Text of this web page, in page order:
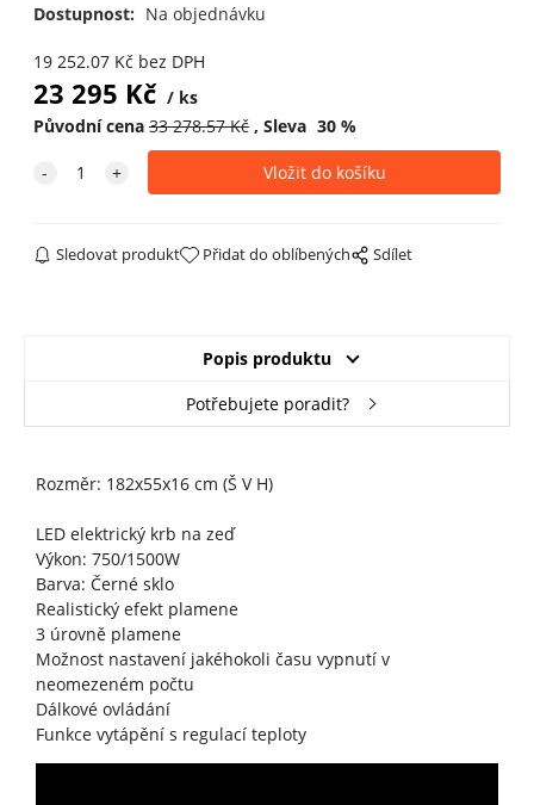
Dostupnost: Na objednávku
19 252.07Kč bez DPH
23 295 Kč
ks
Původní cena 33 278.57Kč Sleva 30%
Sledovat produkt Přidat do oblíbených Sdílet
Popis produktu
Potřebujete poradit?
Rozměr: 182x55x16 cm (Š V H)
LED elektrický krb na zeď
Výkon: 750/1500W
Barva: Černé sklo
Realistický efekt plamene
3 úrovně plamene
Možnost nastavení jakéhokoli času vypnutí v
neomezeném počtu
Dálkové ovládání
Funkce vytápění s regulací teploty